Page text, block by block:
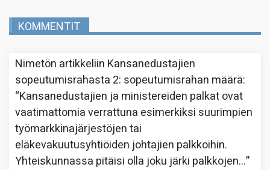
KOMMENTIT
Nimetön artikkeliin Kansanedustajien
sopeutumisrahasta 2: sopeutumisrahan määrä:
“Kansanedustajien ja ministereiden palkat ovat
vaatimattomia verrattuna esimerkiksi suurimpien
työmarkkinajärjestöjen tai
eläkevakuutusyhtiöiden johtajien palkkoihin.
Yhteiskunnassa pitäisi olla joku järki palkkojen…”